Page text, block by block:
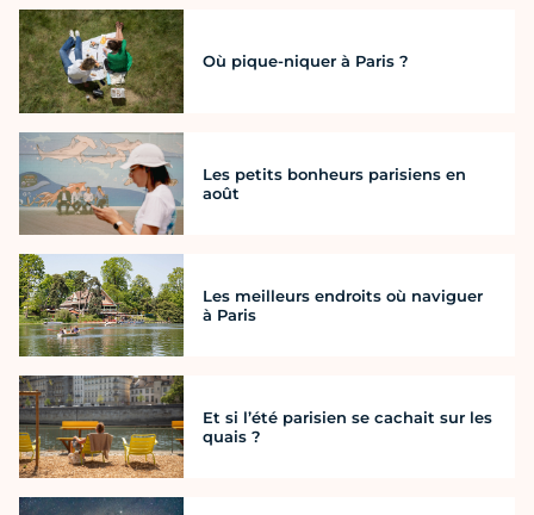
Où pique-niquer à Paris ?
Les petits bonheurs parisiens en
août
Les meilleurs endroits où naviguer
à Paris
Et si l’été parisien se cachait sur les
quais ?